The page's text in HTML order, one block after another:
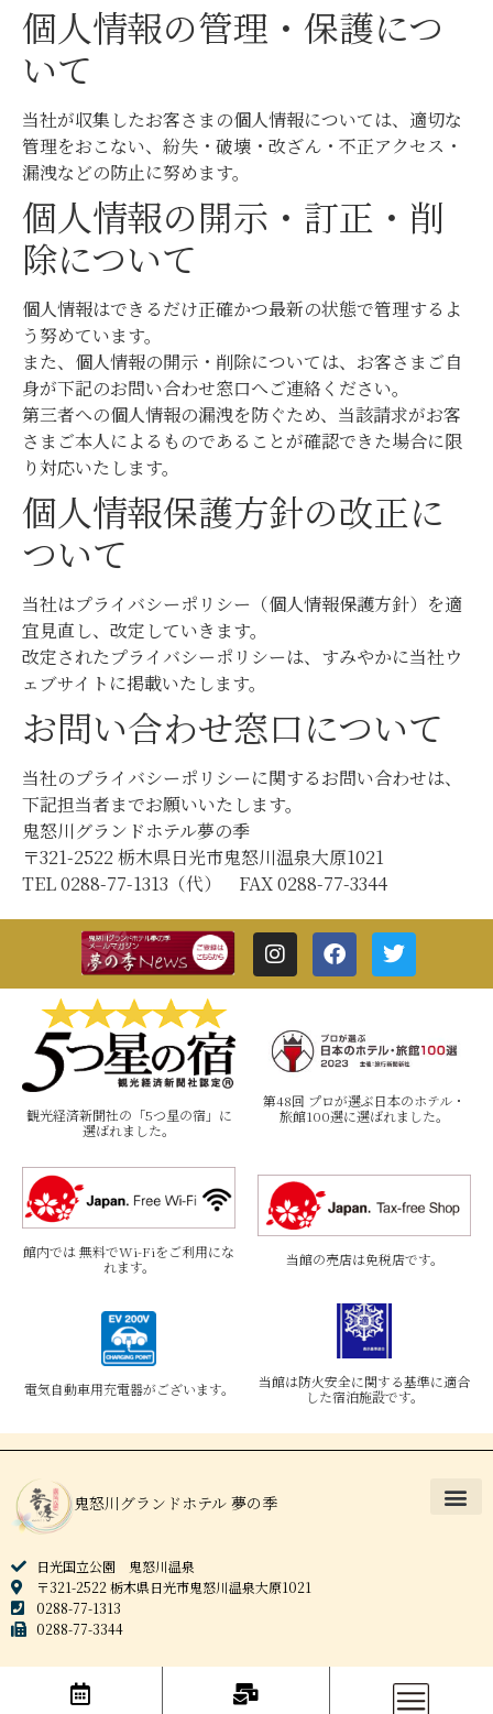
個人情報の管理・保護につ
いて
当社が収集したお客さまの個人情報については、適切な
管理をおこない、紛失・破壊・改ざん・不正アクセス・
漏洩などの防止に努めます。
個人情報の開示・訂正・削
除について
個人情報はできるだけ正確かつ最新の状態で管理するよ
う努めています。
また、個人情報の開示・削除については、お客さまご自
身が下記のお問い合わせ窓口へご連絡ください。
第三者への個人情報の漏洩を防ぐため、当該請求がお客
さまご本人によるものであることが確認できた場合に限
り対応いたします。
個人情報保護方針の改正に
ついて
当社はプライバシーポリシー（個人情報保護方針）を適
宜見直し、改定していきます。
改定されたプライバシーポリシーは、すみやかに当社ウ
ェブサイトに掲載いたします。
お問い合わせ窓口について
当社のプライバシーポリシーに関するお問い合わせは、
下記担当者までお願いいたします。
鬼怒川グランドホテル夢の季
〒321-2522 栃木県日光市鬼怒川温泉大原1021
TEL 0288-77-1313（代） FAX 0288-77-3344
観光経済新聞社の「5つ星の宿」に
選ばれました。
第48回 プロが選ぶ日本のホテル・
旅館100選に選ばれました。
館内では 無料でWi-Fiをご利用にな
れます。
当館の売店は免税店です。
電気自動車用充電器がございます。
当館は防火安全に関する基準に適合
した宿泊施設です。
鬼怒川グランドホテル 夢の季
日光国立公園 鬼怒川温泉
〒321-2522 栃木県日光市鬼怒川温泉大原1021
0288-77-1313
0288-77-3344